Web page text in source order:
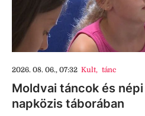
2026. 08. 06., 07:32 Kult, tánc
Moldvai táncok és népi
napközis táborában